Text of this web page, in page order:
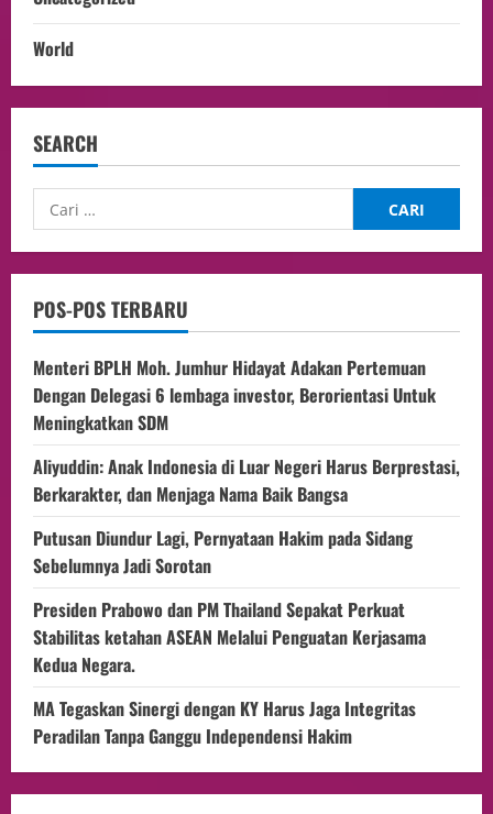
World
SEARCH
POS-POS TERBARU
Menteri BPLH Moh. Jumhur Hidayat Adakan Pertemuan
Dengan Delegasi 6 lembaga investor, Berorientasi Untuk
Meningkatkan SDM
Aliyuddin: Anak Indonesia di Luar Negeri Harus Berprestasi,
Berkarakter, dan Menjaga Nama Baik Bangsa
Putusan Diundur Lagi, Pernyataan Hakim pada Sidang
Sebelumnya Jadi Sorotan
Presiden Prabowo dan PM Thailand Sepakat Perkuat
Stabilitas ketahan ASEAN Melalui Penguatan Kerjasama
Kedua Negara.
MA Tegaskan Sinergi dengan KY Harus Jaga Integritas
Peradilan Tanpa Ganggu Independensi Hakim